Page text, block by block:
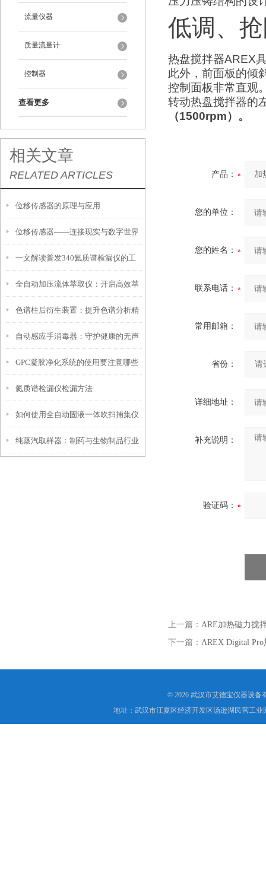
流量仪器
质量流量计
控制器
查看更多
相关文章
RELATED ARTICLES
位移传感器的原理与应用
位移传感器——连接现实与数字世界
的桥梁
一文解读普发340氦质谱检漏仪的工
作原理
全自动加压流体萃取仪：开启高效萃
取新时代
色谱柱后衍生装置：提升色谱分析精
度的利器
自动感应手消毒器：守护健康的无声
卫士
GPC凝胶净化系统的使用要注意哪些
操作？
氦质谱检漏仪检漏方法
如何使用全自动固液一体吹扫捕集仪
提升实验室效率
纯蒸汽取样器：制药与生物制品行业
低调、
热盘搅拌器AREX
此外，前面板的倾
控制面板非常直观
转动热盘搅拌器的
（1500rpm）。
产品：
您的单位：
您的姓名：
联系电话：
常用邮箱：
省份：
详细地址：
补充说明：
验证码：
上一篇： ARE加热磁力搅
下一篇： AREX Digital
© 2026 武汉市艾德宝仪器设备
地址：武汉市江夏区经济开发区汤逊湖民营工业